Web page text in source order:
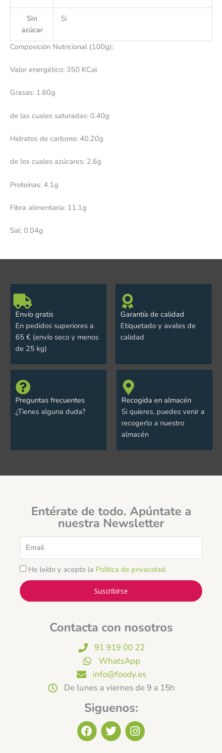
Sin
azúcar
Si
Composición Nutricional (100g):
Valor energético: 350 KCal
Grasas: 1.60g
de las cuales saturadas: 0.40g
Hidratos de carbono: 40.20g
de los cuales azúcares: 2.6g
Proteínas: 4.1g
Fibra alimentaria: 11.1g
Sal: 0.04g
Envío gratis
En pedidos superiores a
65 € (envío seco y menos
de 25 kg)
Garantía de calidad
Etiquetado y avales de
calidad
Preguntas frecuentes
¿Tienes alguna duda?
Recogida en almacén
Si quieres, puedes venir a
recogerlo a nuestro
almacén
Entérate de todo. Apúntate a
nuestra Newsletter
He leído y acepto la Política de privacidad.
Suscribírse
Contacta con nosotros
91 919 00 22
WhatsApp
info@foody.es
De lunes a viernes de 9 a 15h
Siguenos:
F
a
T
w
I
n